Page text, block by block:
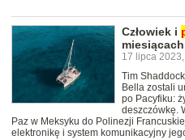
Człowiek i
17 lipca
Tim
Bella zostali
po Pacyfiku:
deszczówkę.
Paz w Meksyku do Polinezji
elektronikę i system komunikacyjny